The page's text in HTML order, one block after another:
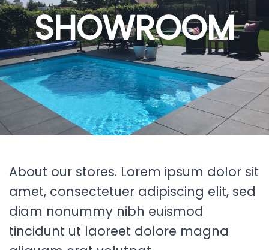
SHOWROOM
About our stores. Lorem ipsum dolor sit
amet, consectetuer adipiscing elit, sed
diam nonummy nibh euismod
tincidunt ut laoreet dolore magna